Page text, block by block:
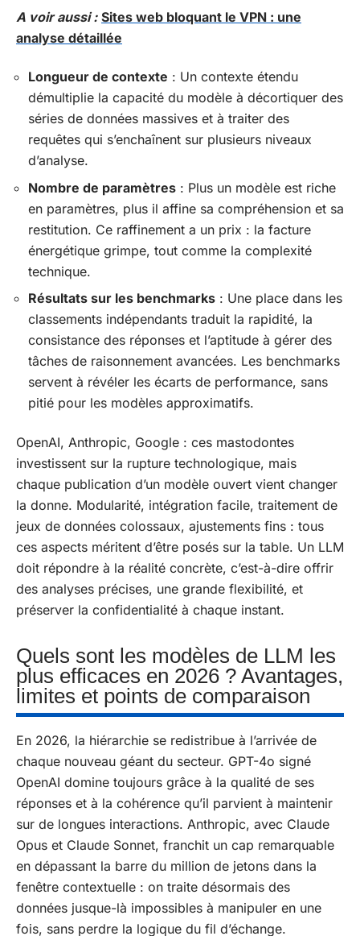
A voir aussi : Sites web bloquant le VPN : une
analyse détaillée
Longueur de contexte : Un contexte étendu
démultiplie la capacité du modèle à décortiquer des
séries de données massives et à traiter des
requêtes qui s’enchaînent sur plusieurs niveaux
d’analyse.
Nombre de paramètres : Plus un modèle est riche
en paramètres, plus il affine sa compréhension et sa
restitution. Ce raffinement a un prix : la facture
énergétique grimpe, tout comme la complexité
technique.
Résultats sur les benchmarks : Une place dans les
classements indépendants traduit la rapidité, la
consistance des réponses et l’aptitude à gérer des
tâches de raisonnement avancées. Les benchmarks
servent à révéler les écarts de performance, sans
pitié pour les modèles approximatifs.
OpenAI, Anthropic, Google : ces mastodontes
investissent sur la rupture technologique, mais
chaque publication d’un modèle ouvert vient changer
la donne. Modularité, intégration facile, traitement de
jeux de données colossaux, ajustements fins : tous
ces aspects méritent d’être posés sur la table. Un LLM
doit répondre à la réalité concrète, c’est-à-dire offrir
des analyses précises, une grande flexibilité, et
préserver la confidentialité à chaque instant.
Quels sont les modèles de LLM les
plus efficaces en 2026 ? Avantages,
limites et points de comparaison
En 2026, la hiérarchie se redistribue à l’arrivée de
chaque nouveau géant du secteur. GPT-4o signé
OpenAI domine toujours grâce à la qualité de ses
réponses et à la cohérence qu’il parvient à maintenir
sur de longues interactions. Anthropic, avec Claude
Opus et Claude Sonnet, franchit un cap remarquable
en dépassant la barre du million de jetons dans la
fenêtre contextuelle : on traite désormais des
données jusque-là impossibles à manipuler en une
fois, sans perdre la logique du fil d’échange.